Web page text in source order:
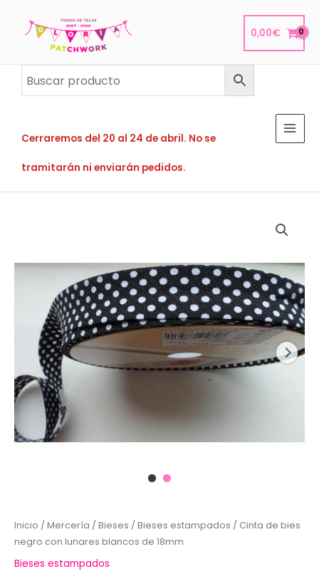
0,00€
Cerraremos del 20 al 24 de abril. No se
tramitarán ni enviarán pedidos.
Inicio / Mercería / Bieses / Bieses estampados / Cinta de bies
negro con lunares blancos de 18mm
Bieses estampados